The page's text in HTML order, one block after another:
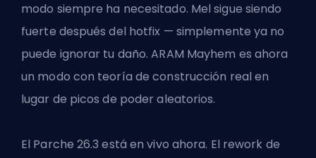
modo siempre ha necesitado. Mel sigue siendo
fuerte después del hotfix — simplemente ya no
puede ignorar tu daño. ARAM Mayhem es ahora
un modo con teoría de construcción real en
lugar de picos de poder aleatorios.
El Parche 26.3 está en vivo ahora. El rework de